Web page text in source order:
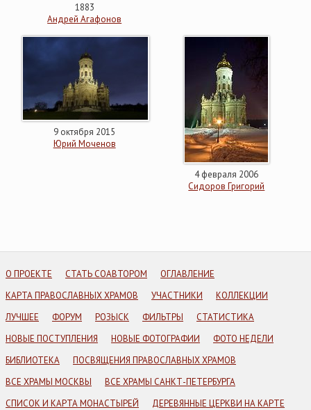
1883
Андрей Агафонов
9 октября 2015
Юрий Моченов
4 февраля 2006
Сидоров Григорий
О ПРОЕКТЕ СТАТЬ СОАВТОРОМ
ОГЛАВЛЕНИЕ
КАРТА ПРАВОСЛАВНЫХ ХРАМОВ
УЧАСТНИКИ
КОЛЛЕКЦИИ
ЛУЧШЕЕ
ФОРУМ РОЗЫСК ФИЛЬТРЫ
СТАТИСТИКА
НОВЫЕ ПОСТУПЛЕНИЯ
НОВЫЕ ФОТОГРАФИИ
ФОТО НЕДЕЛИ
БИБЛИОТЕКА
ПОСВЯЩЕНИЯ ПРАВОСЛАВНЫХ ХРАМОВ
ВСЕ ХРАМЫ МОСКВЫ
ВСЕ ХРАМЫ САНКТ-ПЕТЕРБУРГА
СПИСОК И КАРТА МОНАСТЫРЕЙ
ДЕРЕВЯННЫЕ ЦЕРКВИ НА КАРТЕ